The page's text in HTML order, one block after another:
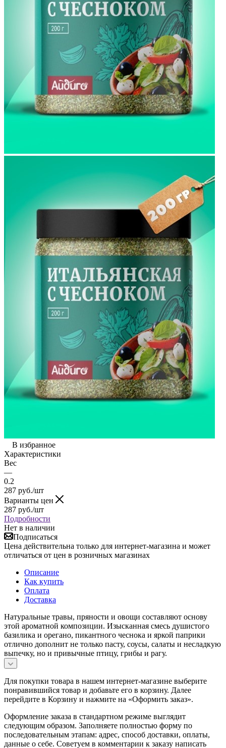
В избранное
Характеристики
Вес
—
0.2
287 руб./шт
Варианты цен
287 руб./шт
Подробности
Нет в наличии
Подписаться
Цена действительна только для интернет-магазина и может
отличаться от цен в розничных магазинах
Описание
Как купить
Оплата
Доставка
Натуральные травы, пряности и овощи составляют основу
этой ароматной композиции. Изысканная смесь душистого
базилика и орегано, пикантного чеснока и яркой паприки
отлично дополнит не только пасту, соусы, салаты и несладкую
выпечку, но и привычные птицу, грибы и рагу.
Для покупки товара в нашем интернет-магазине выберите
понравившийся товар и добавьте его в корзину. Далее
перейдите в Корзину и нажмите на «Оформить заказ».
Оформление заказа в стандартном режиме выглядит
следующим образом. Заполняете полностью форму по
последовательным этапам: адрес, способ доставки, оплаты,
данные о себе. Советуем в комментарии к заказу написать